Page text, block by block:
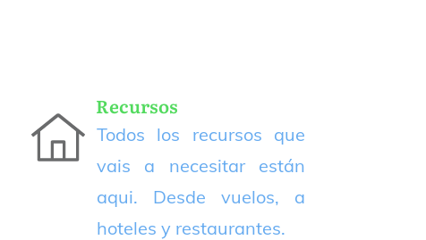
Recursos
Todos los recursos que
vais a necesitar están
aqui. Desde vuelos, a
hoteles y restaurantes.